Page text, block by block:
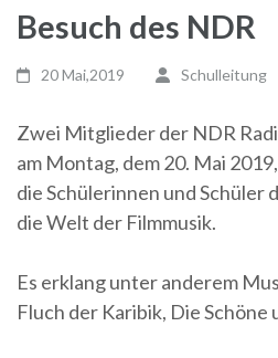
Besuch des NDR
20 Mai,2019 Schulleitung
Zwei Mitglieder der NDR
am Montag, dem 20. Mai
die Schülerinnen und Schüler
die Welt der Filmmusik.
Es erklang unter anderem
Fluch der Karibik, Die Schöne